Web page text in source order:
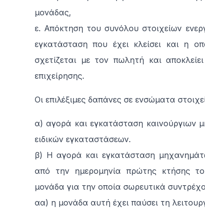
μονάδας,
ε. Απόκτηση του συνόλου στοιχείων
εγκατάσταση που έχει κλείσει και η
σχετίζεται με τον πωλητή και
επιχείρησης.
Οι επιλέξιμες δαπάνες σε ενσώματα
α) αγορά και εγκατάσταση καινούργιων
ειδικών εγκαταστάσεων.
β) Η αγορά και εγκατάσταση
από την ημερομηνία πρώτης κτήσης
μονάδα για την οποία σωρευτικά
αα) η μονάδα αυτή έχει παύσει τη